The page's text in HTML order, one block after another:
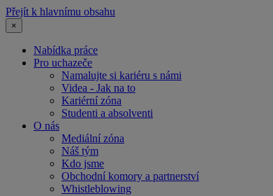
Přejít k hlavnímu obsahu
×
Nabídka práce
Pro uchazeče
Namalujte si kariéru s námi
Videa - Jak na to
Kariérní zóna
Studenti a absolventi
O nás
Mediální zóna
Náš tým
Kdo jsme
Obchodní komory a partnerství
Whistleblowing